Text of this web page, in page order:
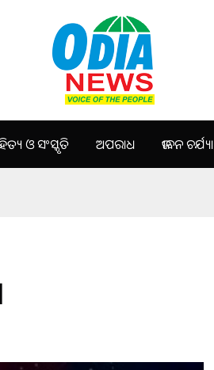
ଓ ସଂସ୍କୃତି ଅପରାଧ ଜୀବନ ଚର୍ଯ୍ୟା